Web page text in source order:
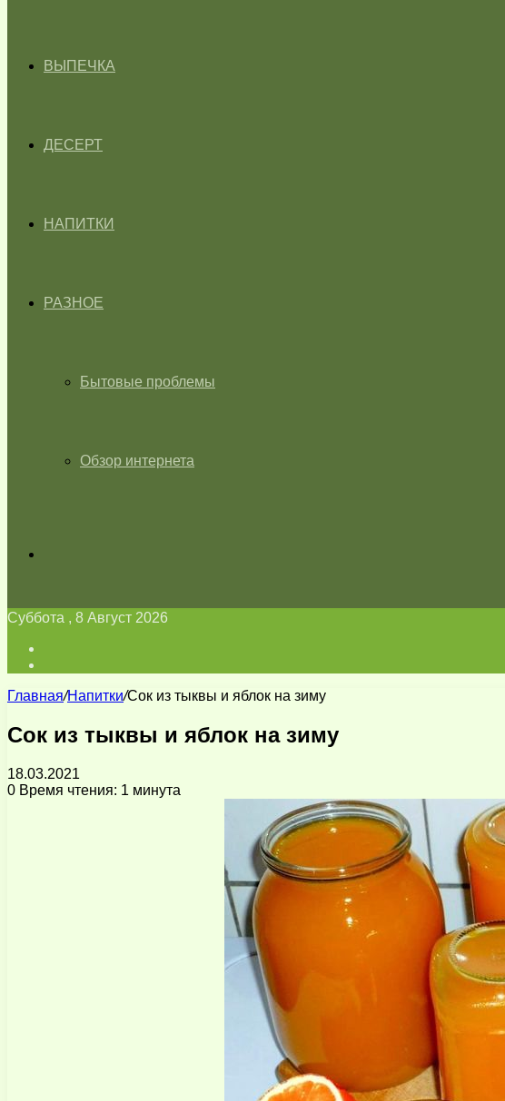
ВЫПЕЧКА
ДЕСЕРТ
НАПИТКИ
РАЗНОЕ
Бытовые проблемы
Обзор интернета
Суббота , 8 Август 2026
Главная/Напитки/Сок из тыквы и яблок на зиму
Сок из тыквы и яблок на зиму
18.03.2021
0 Время чтения: 1 минута